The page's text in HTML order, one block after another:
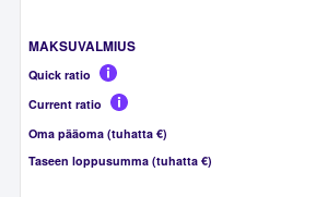
MAKSUVALMIUS
Quick ratio
Current ratio
Oma pääoma (tuhatta €)
Taseen loppusumma (tuhatta €)